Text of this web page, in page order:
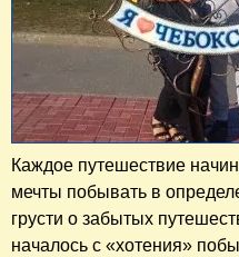
Каждое путешествие
мечты побывать в
грусти о забытых
началось с «хотения»